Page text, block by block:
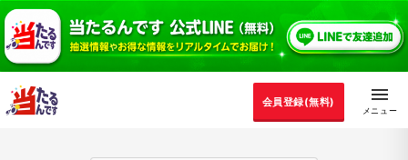
会員登録(無料)